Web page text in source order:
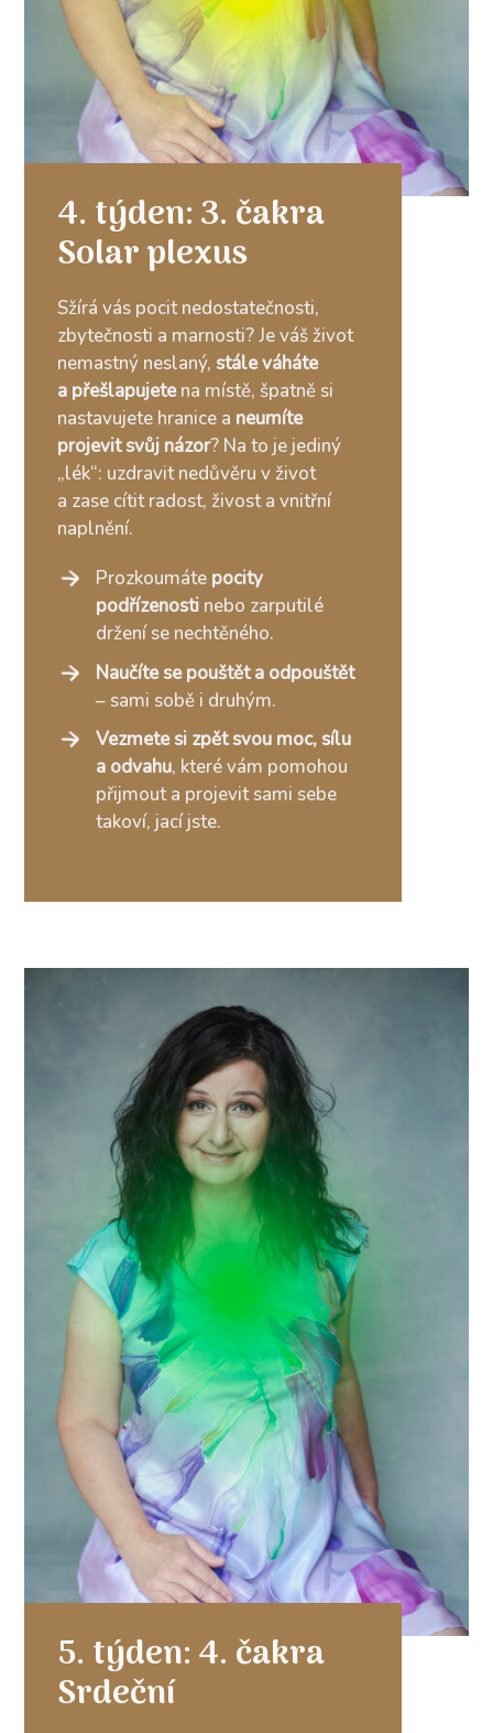
4. týden: 3. čakra
Solar plexus
Sžírá vás pocit nedostatečnosti,
zbytečnosti a marnosti? Je váš život
nemastný neslaný, stále váháte
a přešlapujetena místě, špatně si
nastavujete hranice a neumíte
projevit svůj názor? Na to je jediný
„lék“: uzdravit nedůvěru v život
a zase cítit radost, živost a vnitřní
naplnění.
Prozkoumáte pocity
podřízenosti nebo zarputilé
držení se nechtěného.
Naučíte se pouštět a odpouštět
– sami sobě i druhým.
Vezmete si zpět svou moc, sílu
a odvahu, které vám pomohou
přijmout a projevit sami sebe
takoví, jací jste.
5. týden: 4. čakra
Srdeční